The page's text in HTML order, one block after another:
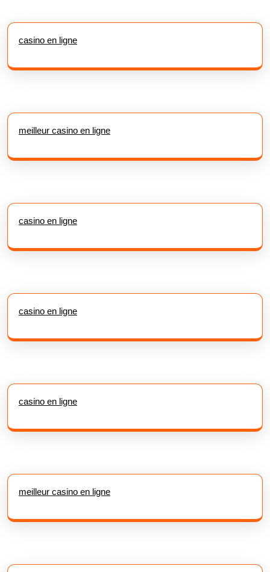
casino en ligne
meilleur casino en ligne
casino en ligne
casino en ligne
casino en ligne
meilleur casino en ligne